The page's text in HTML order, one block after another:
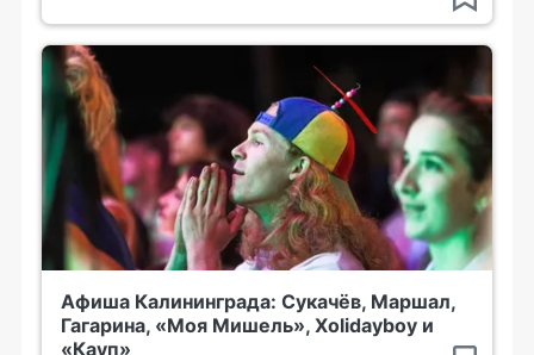
Афиша Калининграда: Сукачёв, Маршал,
Гагарина, «Моя Мишель», Xolidayboy и
«Кауп»